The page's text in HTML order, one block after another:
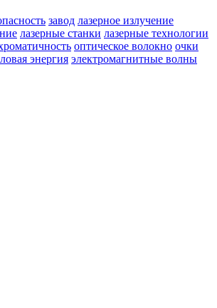
завод лазерное излучение
лазерные станки лазерные технологии
оптическое волокно очки
энергия электромагнитные волны